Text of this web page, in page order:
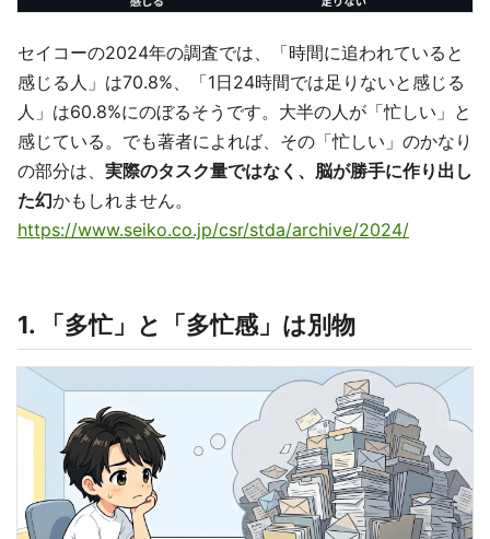
セイコーの2024年の調査では、「時間に追われていると
感じる人」は70.8%、「1日24時間では足りないと感じる
人」は60.8%にのぼるそうです。大半の人が「忙しい」と
感じている。でも著者によれば、その「忙しい」のかなり
の部分は、 実際のタスク量ではなく、脳が勝手に作り出し
た幻かもしれません。
https://www.seiko.co.jp/csr/stda/archive/2024/
1. 「多忙」と「多忙感」は別物